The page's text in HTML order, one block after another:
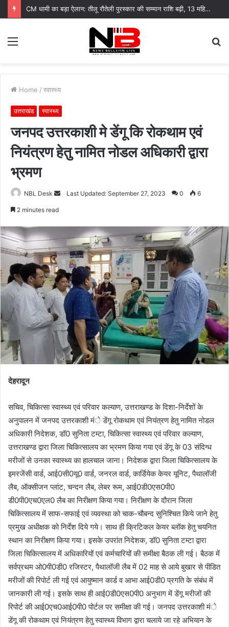
मिस उत्तराखंड 2026 में रचनात्मकता के साथ स्वावलंबन का संदेश
Menu
Home / स्वास्थ्य
उत्तराखंड स्वास्थ्य
जनपद उत्तरकाशी मे डेंगू कि रोकथाम एवं
नियंत्रण हेतु नामित नोडल अधिकारी द्वारा
भ्रमण
NBL Desk
SendLast Updated: September 27, 2023 0 6
2 minutes read
देहरादून
सचिव, चिकित्सा स्वास्थ्य एवं परिवार कल्याण, उत्तराखण्ड के दिशा-निर्देशों के
अनुपालन में जनपद उत्तरकाशी मंे डेंगू रोकथाम एवं नियंत्रण हेतु नामित नोडल
अधिकारी निदेशक, डॉ0 सुनिता टम्टा, चिकित्सा स्वास्थ्य एवं परिवार कल्याण,
उत्तराखण्ड द्वारा जिला चिकित्सालय का भ्रमण किया गया एवं डेंगू के 03 संदिग्ध
मरीजों से उनका स्वास्थ्य का हालचाल जाना। निदेशक द्वारा जिला चिकित्सालय के
इमरजेंसी वार्ड, आई0सी0यू0 वार्ड, जनरल वार्ड, कार्डियेक केयर यूनिट, पैथालॉजी
लैब, ऑक्सीजन प्लांट, चन्दन लैब, लेबर रूम, आई0डी0एस0पी0
डी0पी0एच0एल0 लैब का निरीक्षण किया गया। निरीक्षण के दौरान जिला
चिकित्सालय में साफ-सफाई एवं व्यवस्था को चाक-चौबन्द सुनिश्चित किये जाने हेतु
प्रमुख अधीक्षक को निर्देश दिये गये। साथ ही क्रिटिकल केयर ब्लॉक हेतु चयनित
स्थान का निरीक्षण किया गया। इसके उपरांत निदेशक, डॉ0 सुनिता टम्टा द्वारा
जिला चिकित्सालय में अधिकारियों एवं कर्मचारियों की समीक्षा बैठक ली गई। बैठक में
सर्वप्रथम ओ0पी0डी0 रजिस्टर, पैथालॉजी लैब में 02 माह से आये बुखार से पीडित
मरीजों की रिपोर्ट ली गई एवं आयुष्मान कार्ड व आभा आई0डी0 प्रगति के संबंध में
जानकारी ली गई। इसके साथ ही आई0डी0एस0पी0 अनुभाग में डेंगू मरीजों की
रिपोर्ट की आई0एच0आई0पी0 पोर्टल पर समीक्षा की गई। जनपद उत्तरकाशी मंे
डेंगू की रोकथाम एवं नियंत्रण हेतु स्वास्थ्य विभाग द्वारा चलाये जा रहे अभियान के